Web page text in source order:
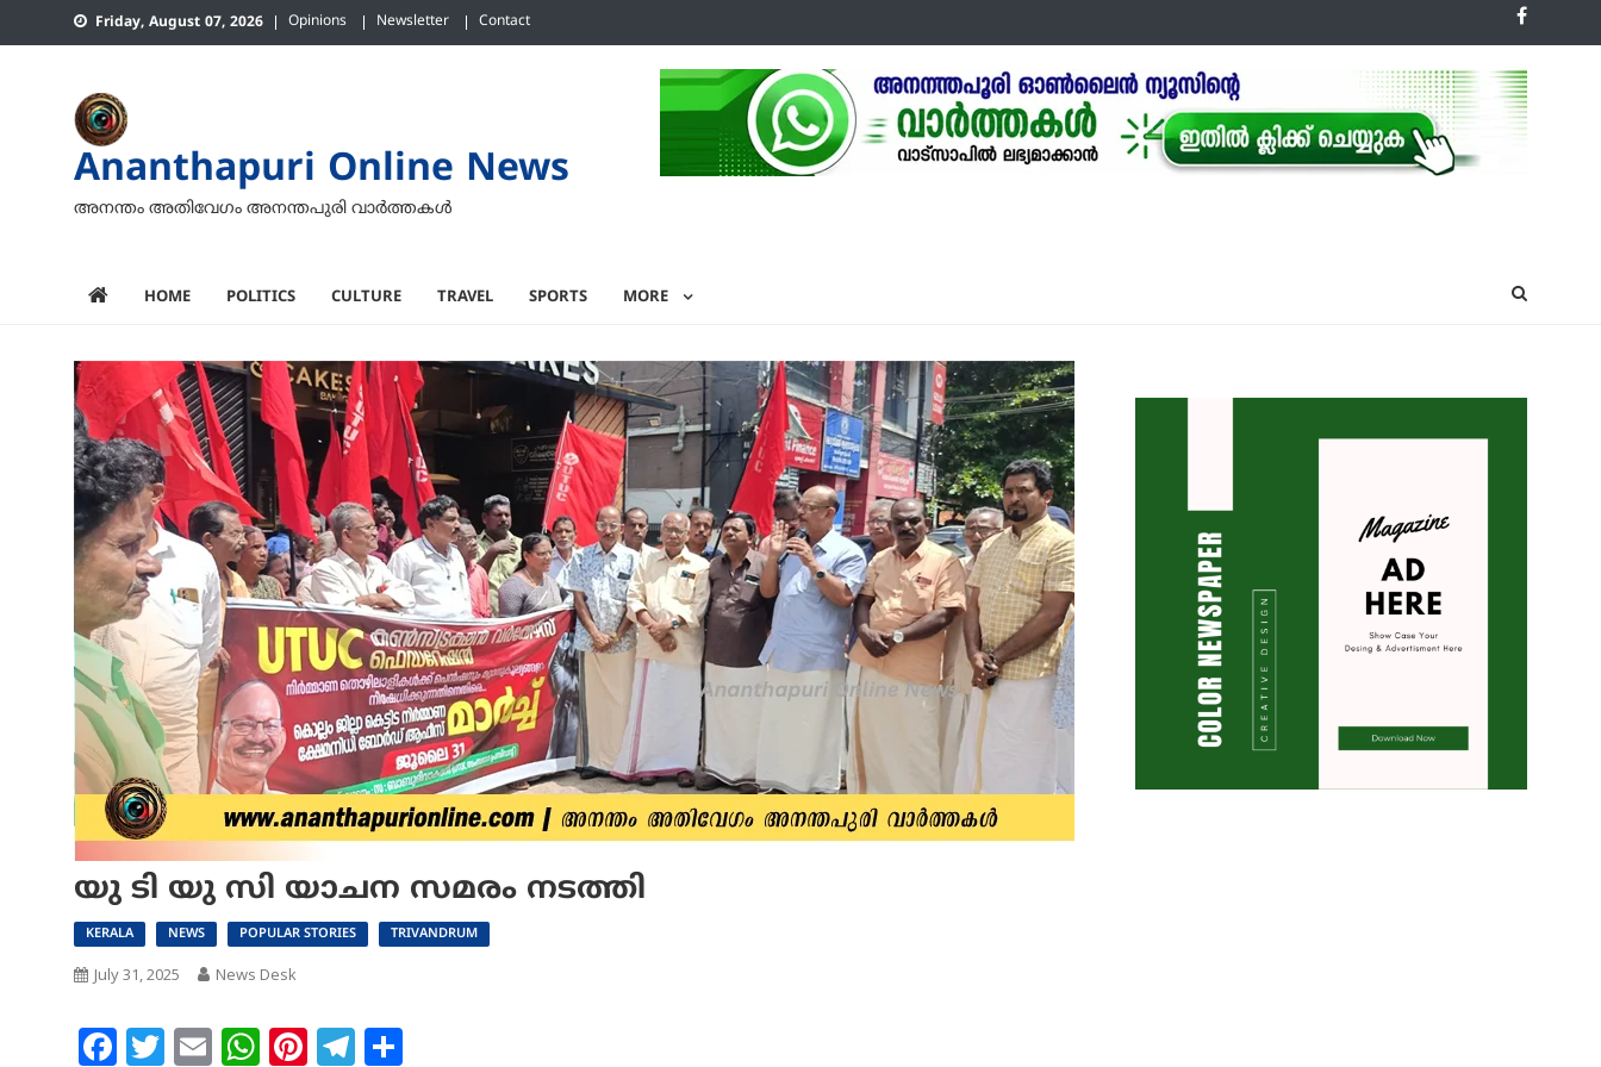
to
Friday, August 07, 2026 Opinions Newsletter Contact
Ananthapuri Online News
അനന്തം അതിവേഗം അനന്തപുരി വാര്‍ത്തകള്‍
HOME POLITICS CULTURE TRAVEL SPORTS MORE
യു ടി യു സി യാചന സമരം നടത്തി
KERALA NEWS POPULAR STORIES TRIVANDRUM
July 31, 2025 News Desk
Facebook
Twitter
EmailWhatsApp
Pinterest
Telegram